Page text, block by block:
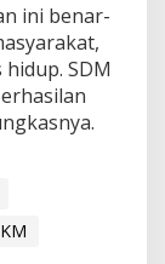
ini benar-
SDM